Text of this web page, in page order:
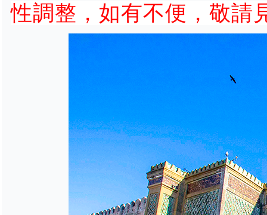
性調整，如有不便，敬請